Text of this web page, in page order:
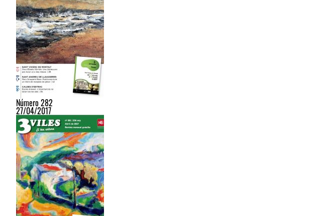
Número 282
27/04/2017